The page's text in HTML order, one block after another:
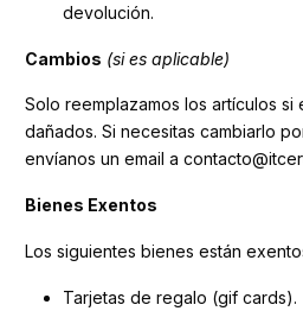
devolución.
Cambios (si es aplicable)
Solo reemplazamos los artículos
dañados. Si necesitas cambiarlo
envíanos un email a
Bienes Exentos
Los siguientes bienes están
Tarjetas de regalo (gif cards).